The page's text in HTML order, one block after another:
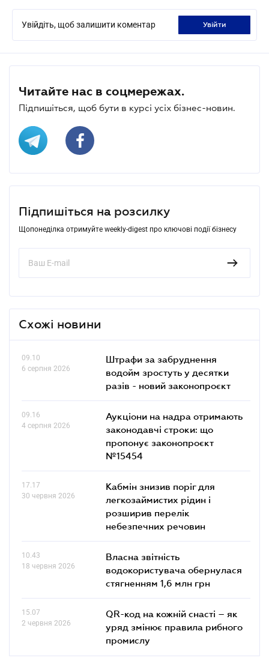
Увійдіть, щоб залишити коментар увійти
Читайте нас в соцмережах.
Підпишіться, щоб бути в курсі усіх бізнес-новин.
Підпишіться на розсилку
Щопонеділка отримуйте weekly-digest про ключові події бізнесу
Схожі новини
09.10
6 серпня 2026
Штрафи за забруднення
водойм зростуть у десятки
разів - новий законопроєкт
09.16
4 серпня 2026
Аукціони на надра отримають
законодавчі строки: що
пропонує законопроєкт
№15454
17.17
30 червня 2026
Кабмін знизив поріг для
легкозаймистих рідин і
розширив перелік
небезпечних речовин
10.43
18 червня 2026
Власна звітність
водокористувача обернулася
стягненням 1,6 млн грн
15.07
2 червня 2026
QR-код на кожній снасті – як
уряд змінює правила рибного
промислу